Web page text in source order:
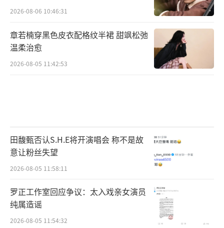
2026-08-06 10:46:31
章若楠穿黑色皮衣配格纹半裙 甜飒松弛
温柔治愈
2026-08-05 11:42:53
田馥甄否认S.H.E将开演唱会 称不是故
意让粉丝失望
2026-08-05 11:58:11
罗正工作室回应争议：太入戏亲女演员
纯属造谣
2026-08-05 11:54:32